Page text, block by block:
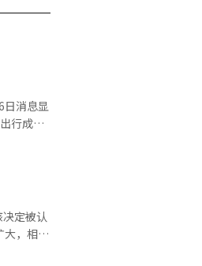
消息显
行成本
币194
；以韩
过5倍。
同样显
调
定被认
，相关